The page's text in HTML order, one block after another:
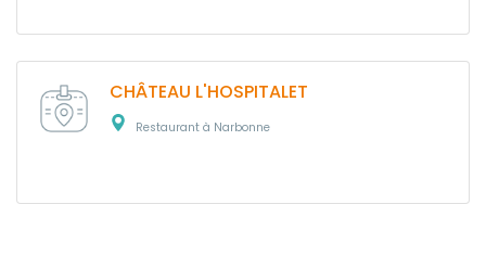
CHÂTEAU L'HOSPITALET
Restaurant à Narbonne